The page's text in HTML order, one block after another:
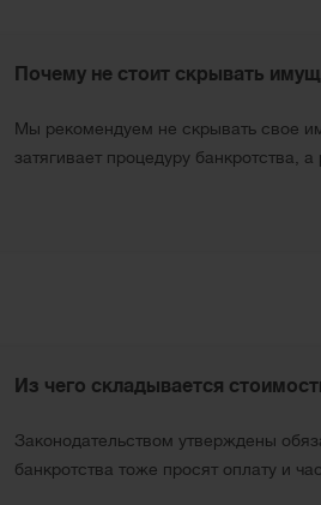
Почему не стоит скрывать
Мы рекомендуем не скрывать свое
затягивает процедуру банкротства,
Из чего складывается
Законодательством утверждены
банкротства тоже просят оплату и